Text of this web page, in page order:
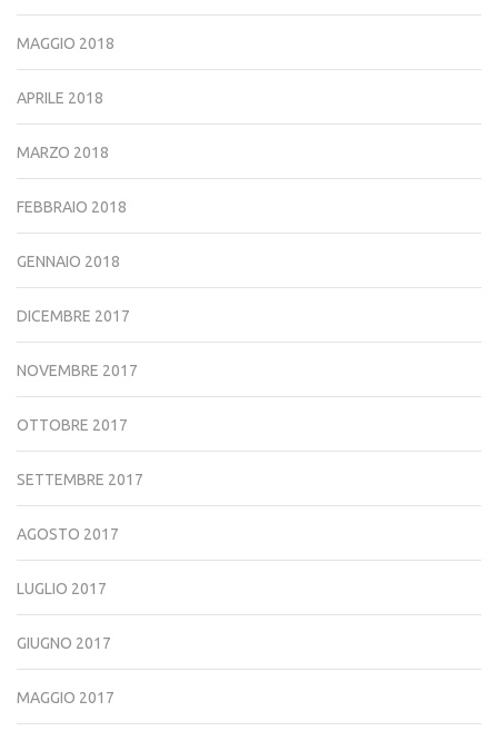
MAGGIO 2018
APRILE 2018
MARZO 2018
FEBBRAIO 2018
GENNAIO 2018
DICEMBRE 2017
NOVEMBRE 2017
OTTOBRE 2017
SETTEMBRE 2017
AGOSTO 2017
LUGLIO 2017
GIUGNO 2017
MAGGIO 2017